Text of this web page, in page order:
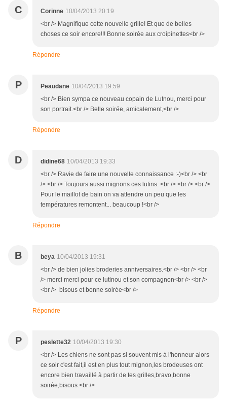
C Corinne 10/04/2013 20:19
<br /> Magnifique cette nouvelle grille! Et que de belles
choses ce soir encore!!! Bonne soirée aux croipinettes<br />
Répondre
P Peaudane 10/04/2013 19:59
<br /> Bien sympa ce nouveau copain de Lutnou, merci pour
son portrait.<br /> Belle soirée, amicalement,<br />
Répondre
D didine68 10/04/2013 19:33
<br /> Ravie de faire une nouvelle connaissance :-)<br /> <br
/> <br /> Toujours aussi mignons ces lutins. <br /> <br /> <br />
Pour le maillot de bain on va attendre un peu que les
températures remontent... beaucoup !<br />
Répondre
B beya 10/04/2013 19:31
<br /> de bien jolies broderies anniversaires.<br /> <br /> <br
/> merci merci pour ce lutinou et son compagnon<br /> <br />
<br /> bisous et bonne soirée<br />
Répondre
P peslette32 10/04/2013 19:30
<br /> Les chiens ne sont pas si souvent mis à l'honneur alors
ce soir c'est fait,il est en plus tout mignon,les brodeuses ont
encore bien travaillé à partir de tes grilles,bravo,bonne
soirée,bisous.<br />